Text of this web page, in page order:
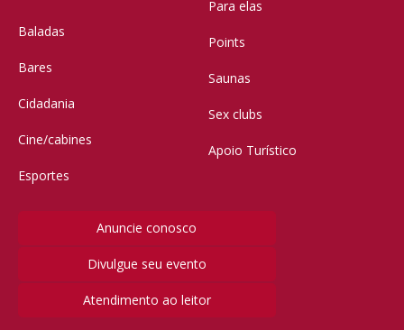
Baladas
Bares
Cidadania
Cine/cabines
Esportes
Para elas
Points
Saunas
Sex clubs
Apoio Turístico
Anuncie conosco
Divulgue seu evento
Atendimento ao leitor